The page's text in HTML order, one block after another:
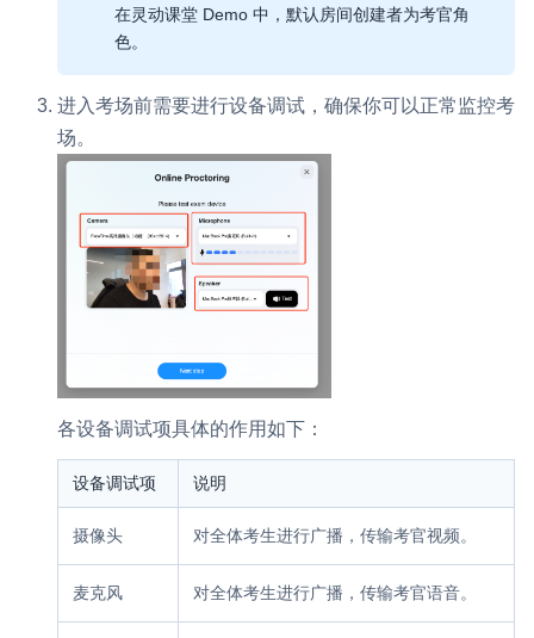
在灵动课堂 Demo 中，默认房间创建者为考官角
色。
进入考场前需要进行设备调试，确保你可以正常监控考
场。
各设备调试项具体的作用如下：
设备调试项 说明
摄像头 对全体考生进行广播，传输考官视频。
麦克风 对全体考生进行广播，传输考官语音。